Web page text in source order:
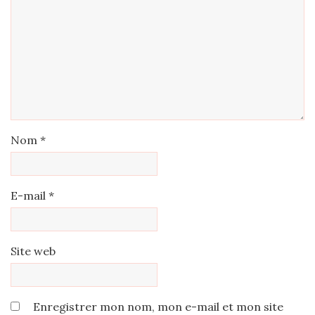
Nom *
E-mail *
Site web
Enregistrer mon nom, mon e-mail et mon site